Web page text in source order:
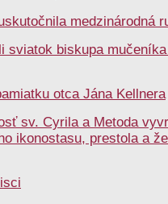
medzinárodná
sviatok biskupa
otca Jána Kellnera
sv. Cyrila a Metoda
ikonostasu, prestola a